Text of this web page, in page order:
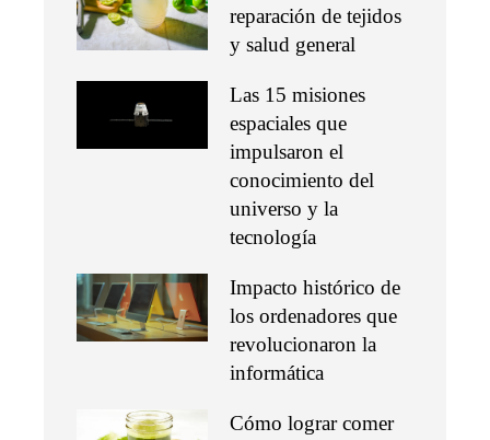
reparación de tejidos
y salud general
Las 15 misiones
espaciales que
impulsaron el
conocimiento del
universo y la
tecnología
Impacto histórico de
los ordenadores que
revolucionaron la
informática
Cómo lograr comer